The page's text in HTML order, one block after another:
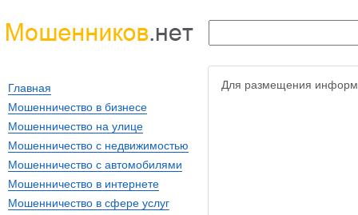
Для размещения
Главная
Мошенничество в бизнесе
Мошенничество на улице
Мошенничество с недвижимостью
Мошенничество с автомобилями
Мошенничество в интернете
Мошенничество в сфере услуг